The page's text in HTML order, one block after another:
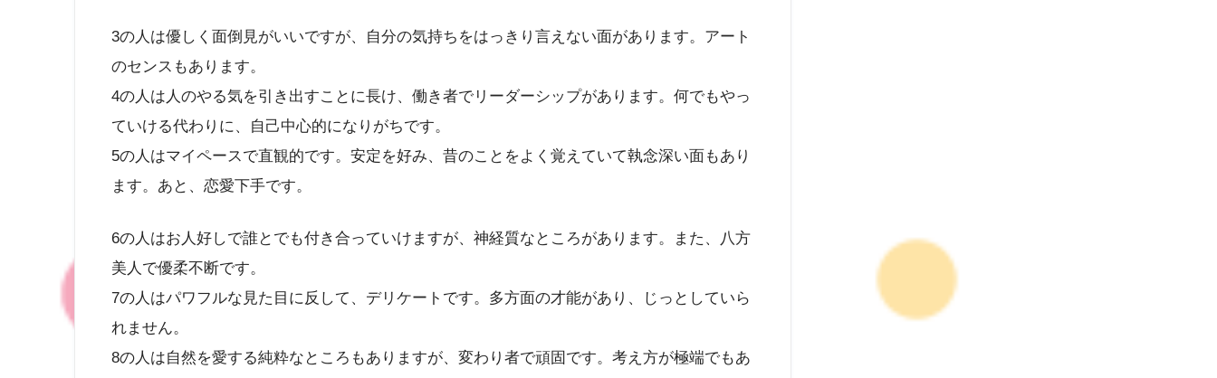
3の人は優しく面倒見がいいですが、自分の気持ちをはっきり言えない面があります。アート
のセンスもあります。
4の人は人のやる気を引き出すことに長け、働き者でリーダーシップがあります。何でもやっ
ていける代わりに、自己中心的になりがちです。
5の人はマイペースで直観的です。安定を好み、昔のことをよく覚えていて執念深い面もあり
ます。あと、恋愛下手です。
6の人はお人好しで誰とでも付き合っていけますが、神経質なところがあります。また、八方
美人で優柔不断です。
7の人はパワフルな見た目に反して、デリケートです。多方面の才能があり、じっとしていら
れません。
8の人は自然を愛する純粋なところもありますが、変わり者で頑固です。考え方が極端でもあ